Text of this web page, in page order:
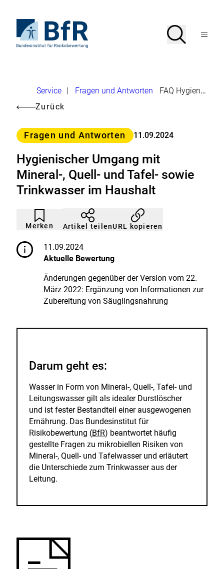
Seiteninhalt
springenStartseite
von
Risikobewertung
Suche
SucheMenü
m
e
t
u
n
Brotkrumennavigation
Service Fragen und Antworten
FAQ Hygienischer Umgang mit Wasser im Haushalt
Zurück
Kategorie
Fragen und Antworten 11.09.2024
Hygienischer Umgang mit
Mineral-, Quell- und Tafel- sowie
Trinkwasser im Haushalt
Merken
Artikel
nicht
gemerkt
Durch
Klicken
der
hinzufügen.
Artikel teilenURL kopieren
11.09.2024
Aktuelle Bewertung
Änderungen gegenüber der Version vom 22.
März 2022: Ergänzung von Informationen zur
Zubereitung von Säuglingsnahrung
Darum geht es:
Wasser in Form von Mineral-, Quell-, Tafel- und
Leitungswasser gilt als idealer Durstlöscher
und ist fester Bestandteil einer ausgewogenen
Ernährung. Das Bundesinstitut für
Risikobewertung (BfR) beantwortet häufig
gestellte Fragen zu mikrobiellen Risiken von
Mineral-, Quell- und Tafelwasser und erläutert
die Unterschiede zum Trinkwasser aus der
Leitung.